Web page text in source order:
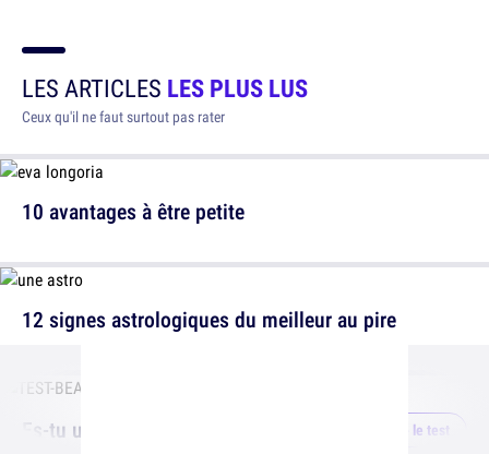
LES ARTICLES LES PLUS LUS
Ceux qu'il ne faut surtout pas rater
10 avantages à être petite
12 signes astrologiques du meilleur au pire
Es-tu un beauf ? Faire le test